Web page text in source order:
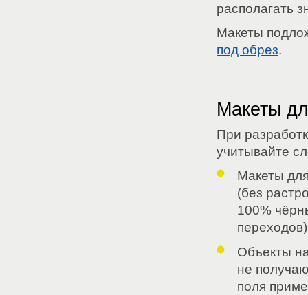
располагать
Макеты
под обрез.
Макеты
При
учитывайте
Макеты
(без
100%
Объекты
не
поля